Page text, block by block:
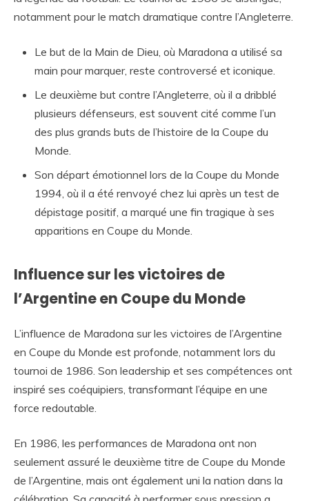
notamment pour le match dramatique contre l’Angleterre.
Le but de la Main de Dieu, où Maradona a utilisé sa
main pour marquer, reste controversé et iconique.
Le deuxième but contre l’Angleterre, où il a dribblé
plusieurs défenseurs, est souvent cité comme l’un
des plus grands buts de l’histoire de la Coupe du
Monde.
Son départ émotionnel lors de la Coupe du Monde
1994, où il a été renvoyé chez lui après un test de
dépistage positif, a marqué une fin tragique à ses
apparitions en Coupe du Monde.
Influence sur les victoires de
l’Argentine en Coupe du Monde
L’influence de Maradona sur les victoires de l’Argentine
en Coupe du Monde est profonde, notamment lors du
tournoi de 1986. Son leadership et ses compétences ont
inspiré ses coéquipiers, transformant l’équipe en une
force redoutable.
En 1986, les performances de Maradona ont non
seulement assuré le deuxième titre de Coupe du Monde
de l’Argentine, mais ont également uni la nation dans la